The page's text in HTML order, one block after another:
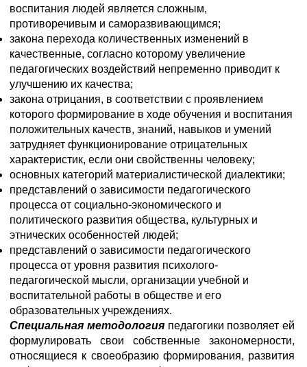
воспитания людей является сложным,
противоречивым и саморазвивающимся;
закона перехода количественных изменений в
качественные, согласно которому увеличение
педагогических воздействий непременно приводит к
улучшению их качества;
закона отрицания, в соответствии с проявлением
которого формирование в ходе обучения и воспитания
положительных качеств, знаний, навыков и умений
затрудняет функционирование отрицательных
характеристик, если они свойственны человеку;
основных категорий материалистической диалектики;
представлений о зависимости педагогического
процесса от социально-экономического и
политического развития общества, культурных и
этнических особенностей людей;
представлений о зависимости педагогического
процесса от уровня развития психолого-
педагогической мысли, организации учебной и
воспитательной работы в обществе и его
образовательных учреждениях.
Специальная методология педагогики позволяет ей
формулировать свои собственные закономерности,
относящиеся к своеобразию формирования, развития